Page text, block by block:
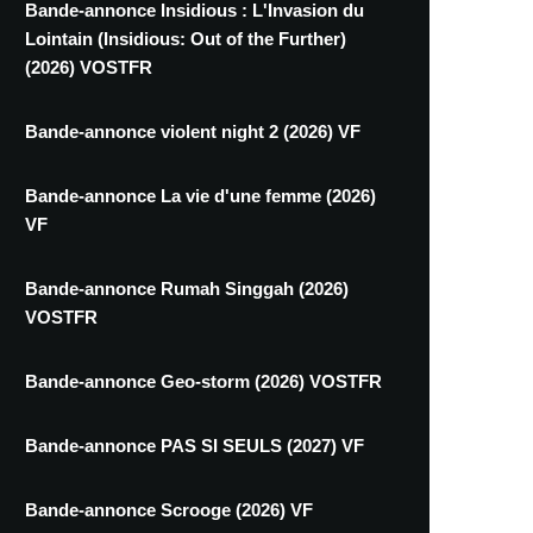
Bande-annonce Insidious : L'Invasion du
Lointain (Insidious: Out of the Further)
(2026) VOSTFR
Bande-annonce violent night 2 (2026) VF
Bande-annonce La vie d'une femme (2026)
VF
Bande-annonce Rumah Singgah (2026)
VOSTFR
Bande-annonce Geo-storm (2026) VOSTFR
Bande-annonce PAS SI SEULS (2027) VF
Bande-annonce Scrooge (2026) VF